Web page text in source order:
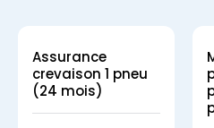
Assurance
crevaison 1 pneu
(24 mois)